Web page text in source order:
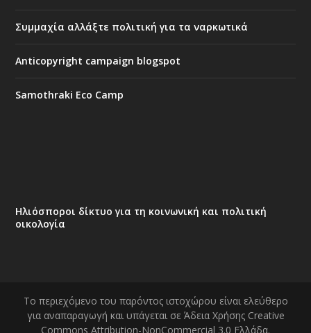
Συμμαχία αλλάξτε πολιτική για τα ναρκωτικά
Anticopyright campaign blogspot
Samothraki Eco Camp
Ηλιόσποροι δίκτυο για τη κοινωνική και πολιτική
οικολογία
Το περιεχόμενο του παρόντος ιστοχώρου είναι ελεύθερο
για αναπαραγωγή και υπάγεται σε Άδεια Χρήσης Creative
Commons Attribution-NonCommercial 3.0 Ελλάδα.